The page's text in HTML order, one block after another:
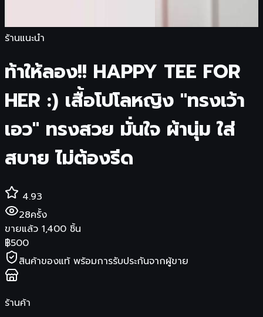
ร้านแนะนำ
ท้าให้ลอง!! HAPPY TEE FOR
HER :) เสื้อโปโลหญิง "ทรงเว้า
เอว" ทรงสวย มั่นใจ ผ้านุ่ม ใส่
สบาย ไม่ต้องรีด
4.93
28ครั้ง
ขายแล้ว 1,400 ชิ้น
฿500
สินค้าของแท้ พร้อมการรับประกันจากผู้ขาย
ร้านค้า